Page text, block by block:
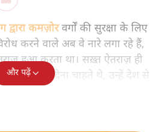
मोदी और अमित शाह के खिलाफ
आपत्तिजनक नारे लगे तो फौरन
को देशद्रोही कहा गया। वैसे ही नारे
में लगा रहे हैं तो चुप्पी है। कोई संज्ञान